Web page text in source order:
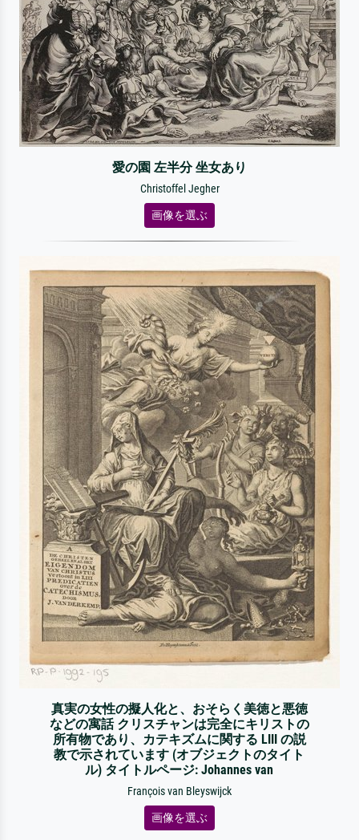
愛の園 左半分 坐女あり
Christoffel Jegher
画像を選ぶ
真実の女性の擬人化と、おそらく美徳と悪徳
などの寓話 クリスチャンは完全にキリストの
所有物であり、カテキズムに関する LIII の説
教で示されています (オブジェクトのタイト
ル) タイトルページ: Johannes van
François van Bleyswijck
画像を選ぶ